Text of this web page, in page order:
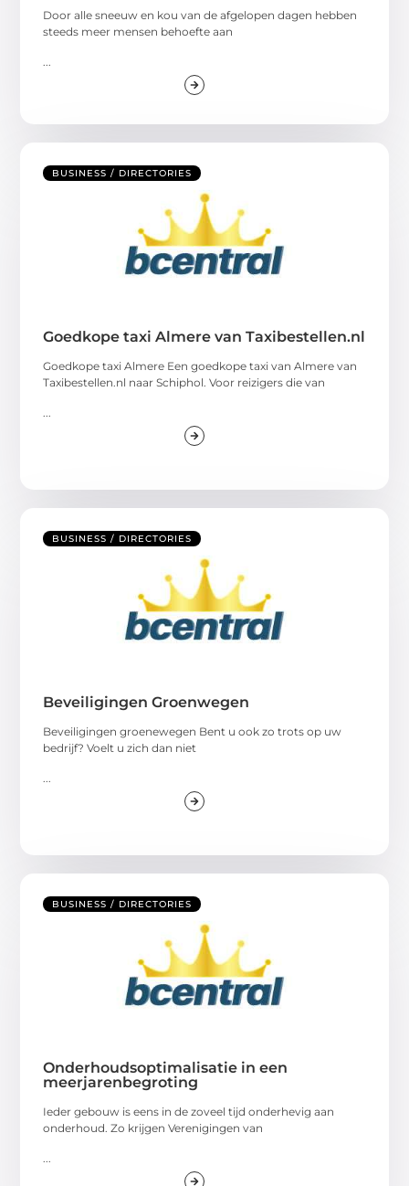
Door alle sneeuw en kou van de afgelopen dagen hebben
steeds meer mensen behoefte aan
BUSINESS / DIRECTORIES
Goedkope taxi Almere van Taxibestellen.nl
Goedkope taxi Almere Een goedkope taxi van Almere van
Taxibestellen.nl naar Schiphol. Voor reizigers die van
BUSINESS / DIRECTORIES
Beveiligingen Groenwegen
Beveiligingen groenewegen Bent u ook zo trots op uw
bedrijf? Voelt u zich dan niet
BUSINESS / DIRECTORIES
Onderhoudsoptimalisatie in een
meerjarenbegroting
Ieder gebouw is eens in de zoveel tijd onderhevig aan
onderhoud. Zo krijgen Verenigingen van